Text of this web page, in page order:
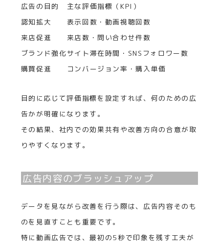
広告の目的
主な評価指標（KPI）
認知拡大
表示回数・動画視聴回数
来店促進
来店数・問い合わせ件数
ブランド強化 サイト滞在時間・SNSフォロワー数
購買促進
コンバージョン率・購入単価
目的に応じて評価指標を設定すれば、何のための広
告かが明確になります。
その結果、社内での効果共有や改善方向の合意が取
りやすくなります。
広告内容のブラッシュアップ
データを見ながら改善を行う際は、広告内容そのも
のを見直すことも重要です。
特に動画広告では、最初の5秒で印象を残す工夫が